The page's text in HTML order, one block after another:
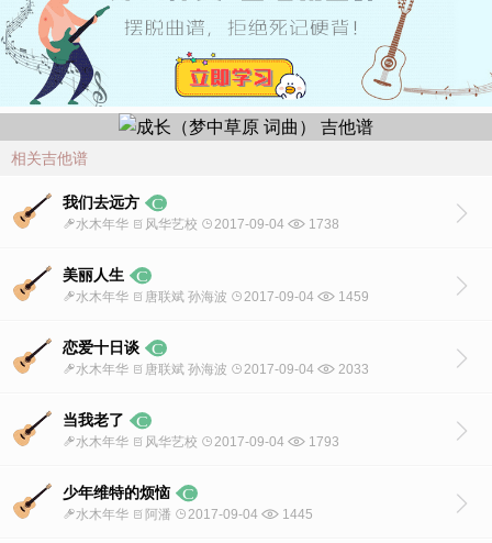
相关吉他谱
我们去远方
水木年华 风华艺校 2017-09-04 1738
美丽人生
水木年华 唐联斌 孙海波 2017-09-04 1459
恋爱十日谈
水木年华 唐联斌 孙海波 2017-09-04 2033
当我老了
水木年华 风华艺校 2017-09-04 1793
少年维特的烦恼
水木年华 阿潘 2017-09-04 1445